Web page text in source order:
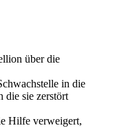
über die
in die
die sie zerstört
Hilfe verweigert,